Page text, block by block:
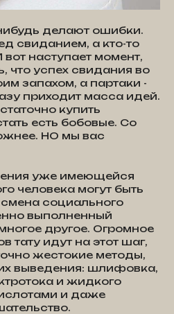
делают ошибки.
свиданием, а кто-то
наступает момент,
что успех свидания во
запахом, а партаки -
приходит масса идей.
купить
есть бобовые. Со
НО мы вас
уже имеющейся
человека могут быть
социального
выполненный
другое. Огромное
тату идут на этот шаг,
жестокие методы,
выведения: шлифовка,
и жидкого
и даже